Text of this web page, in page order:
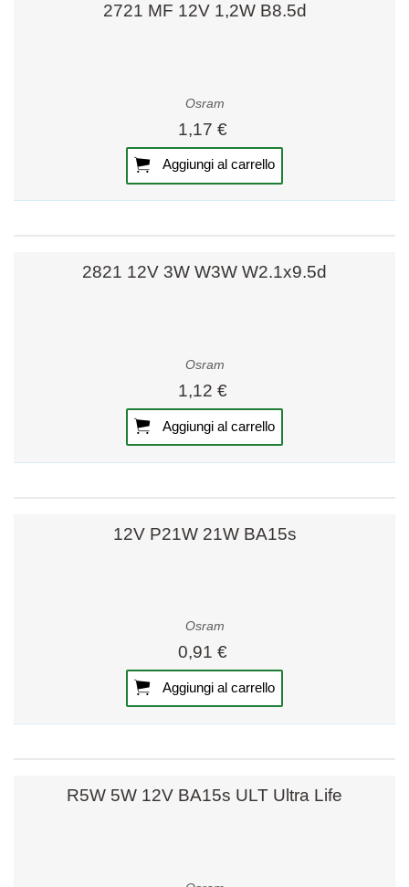
2721 MF 12V 1,2W B8.5d
Osram
1,17 €
Aggiungi al carrello
2821 12V 3W W3W W2.1x9.5d
Osram
1,12 €
Aggiungi al carrello
12V P21W 21W BA15s
Osram
0,91 €
Aggiungi al carrello
R5W 5W 12V BA15s ULT Ultra Life